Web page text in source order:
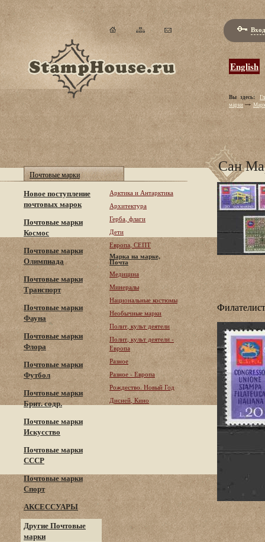
English
Вы здесь:
марки
Почтовые марки
Новое поступление
почтовых марок
Почтовые марки
Космос
Почтовые марки
Олимпиада
Почтовые марки
Транспорт
Почтовые марки
Фауна
Почтовые марки
Флора
Почтовые марки
Футбол
Почтовые марки
Брит. содр.
Почтовые марки
Искусство
Почтовые марки
СССР
Почтовые марки
Спорт
АКСЕССУАРЫ
Другие Почтовые
марки
Арктика и Антарктика
Архитектура
Герба, флаги
Дети
Европа, СЕПТ
Марка на марке,
Почта
Медицина
Минералы
Национальные костюмы
Необычные марки
Полит, культ деятели
Полит, культ деятели -
Европа
Разное
Разное - Европа
Рождество. Новый Год
Дисней, Кино
Сан